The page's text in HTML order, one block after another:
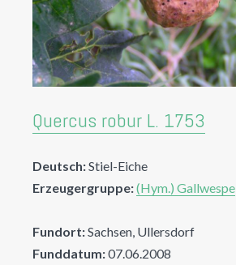
Quercus robur L. 1753
Deutsch:Stiel-Eiche
Erzeugergruppe:(Hym.) Gallwespe
Fundort:Sachsen, Ullersdorf
Funddatum:07.06.2008